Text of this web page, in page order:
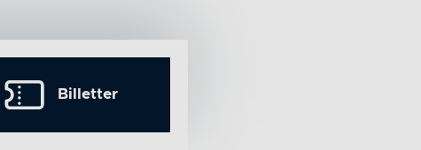
Billetter